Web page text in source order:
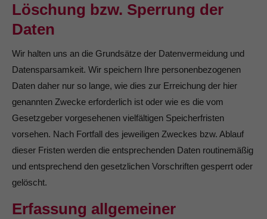
Löschung bzw. Sperrung der
Daten
Wir halten uns an die Grundsätze der Datenvermeidung und
Datensparsamkeit. Wir speichern Ihre personenbezogenen
Daten daher nur so lange, wie dies zur Erreichung der hier
genannten Zwecke erforderlich ist oder wie es die vom
Gesetzgeber vorgesehenen vielfältigen Speicherfristen
vorsehen. Nach Fortfall des jeweiligen Zweckes bzw. Ablauf
dieser Fristen werden die entsprechenden Daten routinemäßig
und entsprechend den gesetzlichen Vorschriften gesperrt oder
gelöscht.
Erfassung allgemeiner